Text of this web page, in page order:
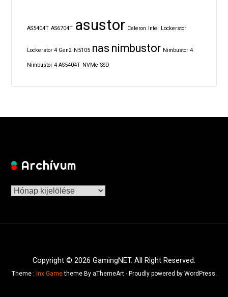
AS5404T AS6704T asustor Celeron Intel Lockerstor
Lockerstor 4 Gen2 N5105 nas nimbustor Nimbustor 4
Nimbustor 4 AS5404T NVMe SSD
Archívum
Archívum
Copyright © 2026 GamingNET. All Right Reserved.
Theme : Inx Gametheme By aThemeArt - Proudly powered by WordPress.